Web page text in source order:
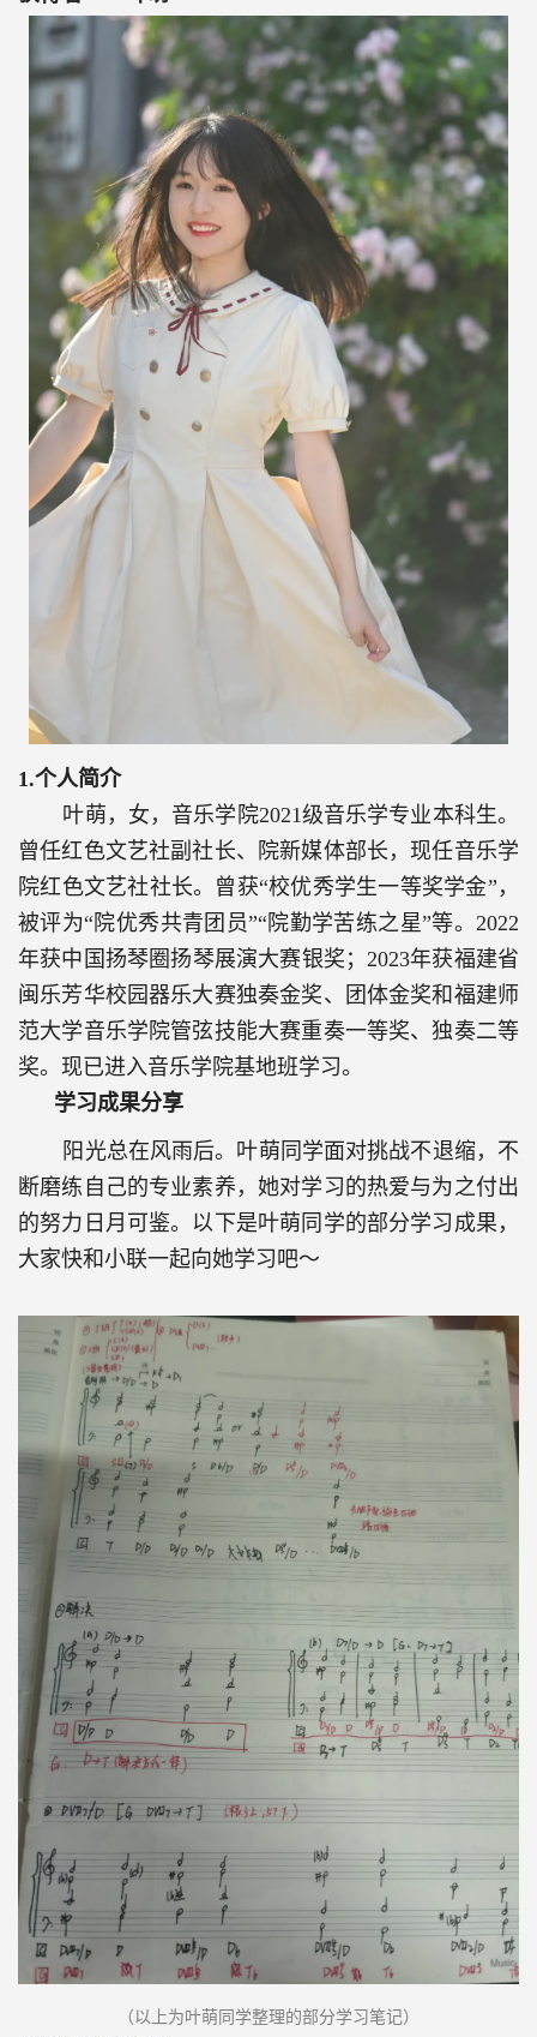
1.个人简介
叶萌，女，音乐学院2021级音乐学专业本科生。
曾任红色文艺社副社长、院新媒体部长，现任音乐学
院红色文艺社社长。曾获“校优秀学生一等奖学金”，
被评为“院优秀共青团员”“院勤学苦练之星”等。 2022
年获中国扬琴圈扬琴展演大赛银奖； 2023年获福建省
闽乐芳华校园器乐大赛独奏金奖、团体金奖和福建师
范大学音乐学院管弦技能大赛重奏一等奖、独奏二等
奖。现已进入音乐学院基地班学习。
学习成果分享
阳光总在风雨后。叶萌同学面对挑战不退缩，不
断磨练自己的专业素养，她对学习的热爱与为之付出
的努力日月可鉴。以下是叶萌同学的部分学习成果，
大家快和小联一起向她学习吧～
（以上为叶萌 同学整理的部分学习笔记）